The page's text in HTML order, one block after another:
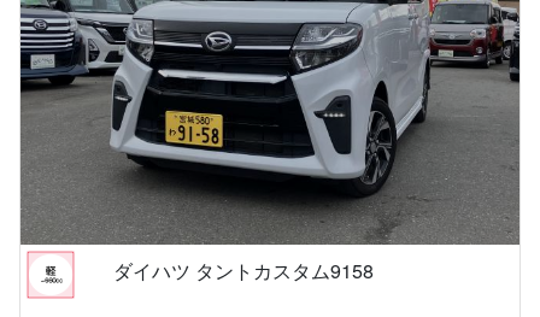
ダイハツ タントカスタム9158